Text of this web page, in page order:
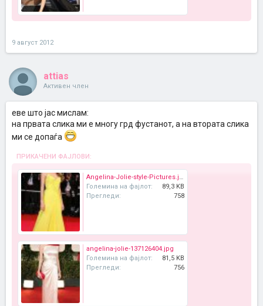
9 август 2012
attias
Активен член
еве што јас мислам:
на првата слика ми е многу грд фустанот, а на втората слика
ми се допаѓа
ПРИКАЧЕНИ ФАЈЛОВИ:
Angelina-Jolie-style-Pictures.jpg
Големина на фајлот:
89,3 KB
Прегледи:
758
angelina-jolie-137126404.jpg
Големина на фајлот:
81,5 KB
Прегледи:
756